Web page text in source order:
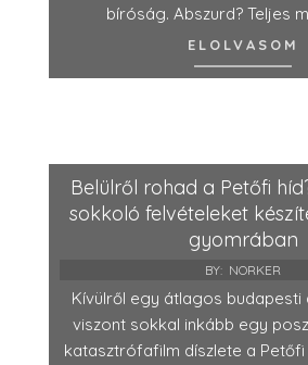
bíróság. Abszurd? Teljes
ELOLVASOM
Belülről rohad a Petőfi
sokkoló felvételeket
gyomrában
BY: NORKER
Kívülről egy átlagos budapesti
viszont sokkal inkább egy
katasztrófafilm díszlete a Petőfi